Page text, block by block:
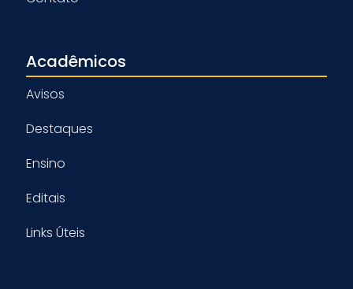
Acadêmicos
Avisos
Destaques
Ensino
Editais
Links Úteis